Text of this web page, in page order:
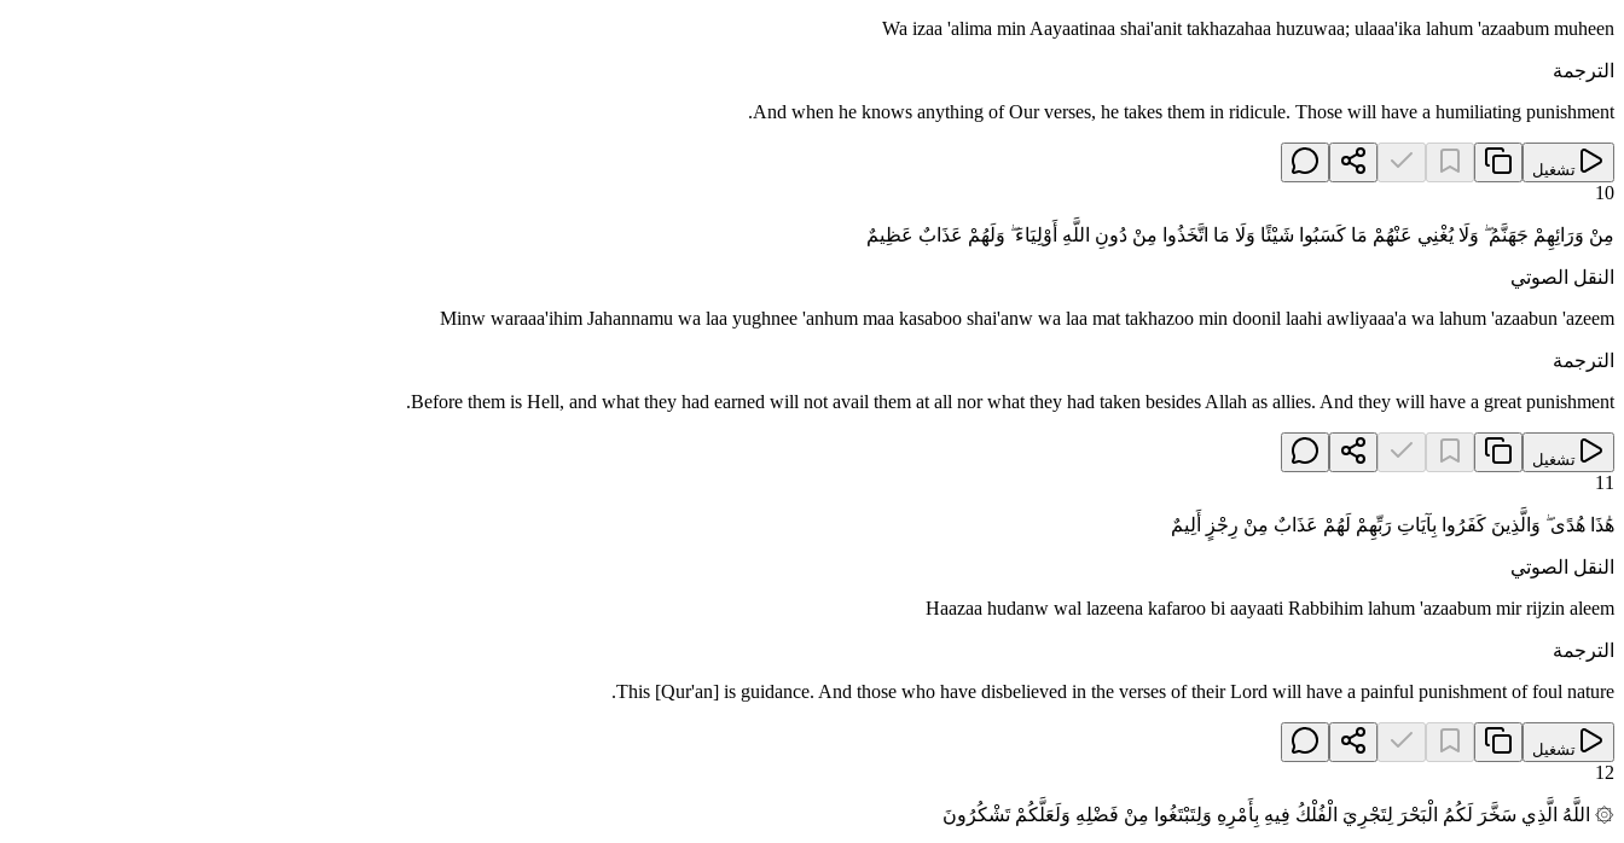
Wa izaa 'alima min Aayaatinaa shai'anit takhazahaa huzuwaa; ulaaa'ika lahum 'azaabum muheen
الترجمة
And when he knows anything of Our verses, he takes them in ridicule. Those will have a humiliating punishment.
تشغيل
10
مِنْ وَرَائِهِمْ جَهَنَّمُ ۖ وَلَا يُغْنِي عَنْهُمْ مَا كَسَبُوا شَيْئًا وَلَا مَا اتَّخَذُوا مِنْ دُونِ اللَّهِ أَوْلِيَاءَ ۖ وَلَهُمْ عَذَابٌ عَظِيمٌ
النقل الصوتي
Minw waraaa'ihim Jahannamu wa laa yughnee 'anhum maa kasaboo shai'anw wa laa mat takhazoo min doonil laahi awliyaaa'a wa lahum 'azaabun 'azeem
الترجمة
Before them is Hell, and what they had earned will not avail them at all nor what they had taken besides Allah as allies. And they will have a great punishment.
تشغيل
11
هَٰذَا هُدًى ۖ وَالَّذِينَ كَفَرُوا بِآيَاتِ رَبِّهِمْ لَهُمْ عَذَابٌ مِنْ رِجْزٍ أَلِيمٌ
النقل الصوتي
Haazaa hudanw wal lazeena kafaroo bi aayaati Rabbihim lahum 'azaabum mir rijzin aleem
الترجمة
This [Qur'an] is guidance. And those who have disbelieved in the verses of their Lord will have a painful punishment of foul nature.
تشغيل
12
۞ اللَّهُ الَّذِي سَخَّرَ لَكُمُ الْبَحْرَ لِتَجْرِيَ الْفُلْكُ فِيهِ بِأَمْرِهِ وَلِتَبْتَغُوا مِنْ فَضْلِهِ وَلَعَلَّكُمْ تَشْكُرُونَ